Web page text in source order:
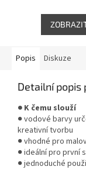
Popis Diskuze
Detailní popis
● K čemu slouží
● vodové barvy
kreativní tvorbu
● vhodné pro
● ideální pro první
● jednoduché